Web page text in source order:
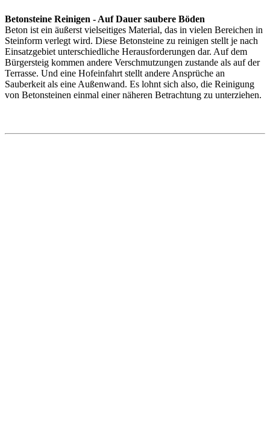
Betonsteine Reinigen - Auf Dauer saubere Böden
Beton ist ein äußerst vielseitiges Material, das in vielen Bereichen in
Steinform verlegt wird. Diese Betonsteine zu reinigen stellt je nach
Einsatzgebiet unterschiedliche Herausforderungen dar. Auf dem
Bürgersteig kommen andere Verschmutzungen zustande als auf der
Terrasse. Und eine Hofeinfahrt stellt andere Ansprüche an
Sauberkeit als eine Außenwand. Es lohnt sich also, die Reinigung
von Betonsteinen einmal einer näheren Betrachtung zu unterziehen.